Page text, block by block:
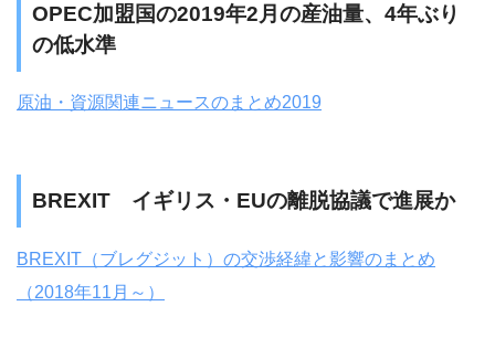
OPEC加盟国の2019年2月の産油量、4年ぶり
の低水準
原油・資源関連ニュースのまとめ2019
BREXIT イギリス・EUの離脱協議で進展か
BREXIT（ブレグジット）の交渉経緯と影響のまとめ
（2018年11月～）